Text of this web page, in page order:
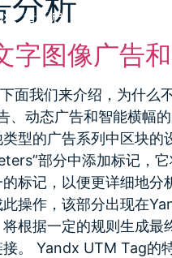
广告开户
字图像广告
面我们来介绍，为什么
、动态广告和智能横幅
型的广告系列中区块
部分中添加标记，
标记，以便更详细地
操作，该部分出现在
根据一定的规则生成
。 Yandx UTM Tag的